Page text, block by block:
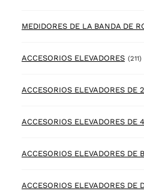
MEDIDORES DE LA BANDA DE
ACCESORIOS ELEVADORES (211)
ACCESORIOS ELEVADORES DE
ACCESORIOS ELEVADORES DE
ACCESORIOS ELEVADORES DE
ACCESORIOS ELEVADORES DE